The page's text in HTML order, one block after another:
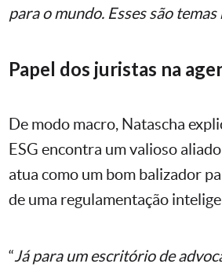
para o mundo. Esses são temas
Papel dos juristas na
De modo macro, Natascha
ESG encontra um valioso
atua como um bom balizador
de uma regulamentação
“Já para um escritório de